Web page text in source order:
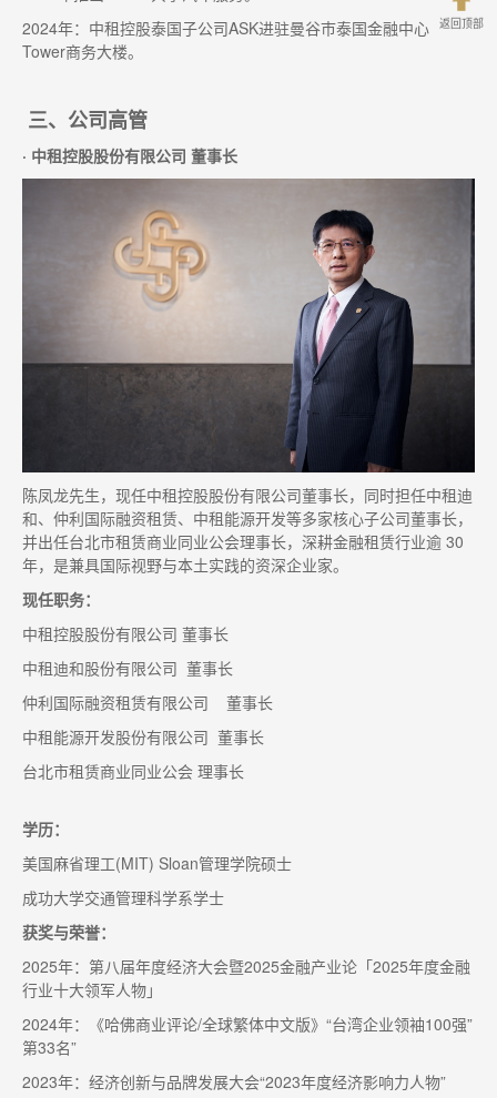
2024年：中租控股泰国子公司ASK进驻曼谷巿泰国金融中心的JLK
Tower商务大楼。
三、公司高管
· 中租控股股份有限公司 董事长
陈凤龙先生，现任中租控股股份有限公司董事长，同时担任中租迪
和、仲利国际融资租赁、中租能源开发等多家核心子公司董事长，
并出任台北市租赁商业同业公会理事长，深耕金融租赁行业逾 30
年，是兼具国际视野与本土实践的资深企业家。
现任职务：
中租控股股份有限公司 董事长
中租迪和股份有限公司 董事长
仲利国际融资租赁有限公司 董事长
中租能源开发股份有限公司 董事长
台北市租赁商业同业公会 理事长
学历：
美国麻省理工(MIT) Sloan管理学院硕士
成功大学交通管理科学系学士
获奖与荣誉：
2025年：第八届年度经济大会暨2025金融产业论「2025年度金融
行业十大领军人物」
2024年：《哈佛商业评论/全球繁体中文版》“台湾企业领袖100强”
第33名”
2023年：经济创新与品牌发展大会“2023年度经济影响力人物”
返回顶部